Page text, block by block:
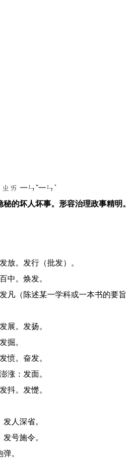
ㄓㄞ 一ㄣˇ一ㄣˋ
的坏人坏事。形容治理政事精明。
发放。发行（批发）。
中。焕发。
发凡（陈述某一学科或一本书的要
展。发扬。
掘。
愤。奋发。
涨：发面。
抖。发憷。
发人深省。
号施令。
。